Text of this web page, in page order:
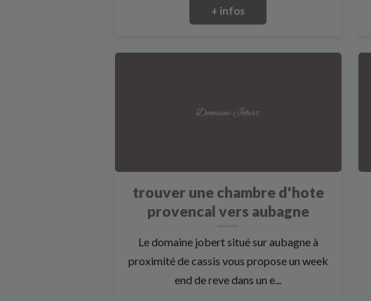
+ infos
trouver une chambre d'hote
provencal vers aubagne
Le domaine jobert situé sur aubagne à
proximité de cassis vous propose un week
end de reve dans un e...